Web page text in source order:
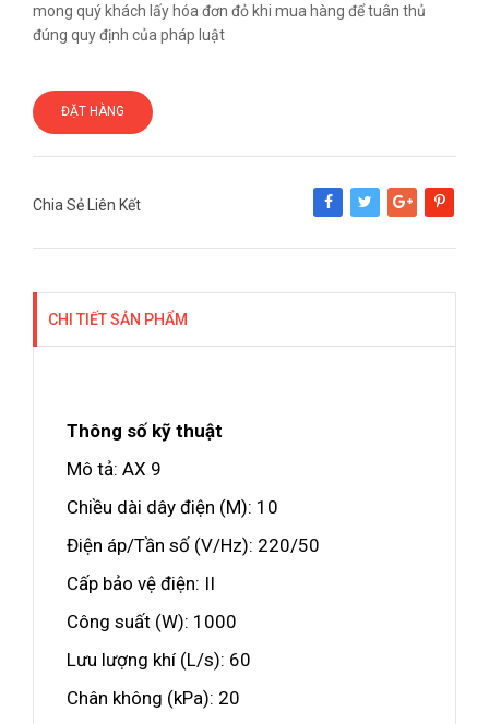
mong quý khách lấy hóa đơn đỏ khi mua hàng để tuân thủ
đúng quy định của pháp luật
ĐẶT HÀNG
Chia Sẻ Liên Kết
Share Tweet Google+Pinterest
CHI TIẾT SẢN PHẨM
Thông số kỹ thuật
Mô tả: AX 9
Chiều dài dây điện (M): 10
Điện áp/Tần số (V/Hz): 220/50
Cấp bảo vệ điện: II
Công suất (W): 1000
Lưu lượng khí (L/s): 60
Chân không (kPa): 20